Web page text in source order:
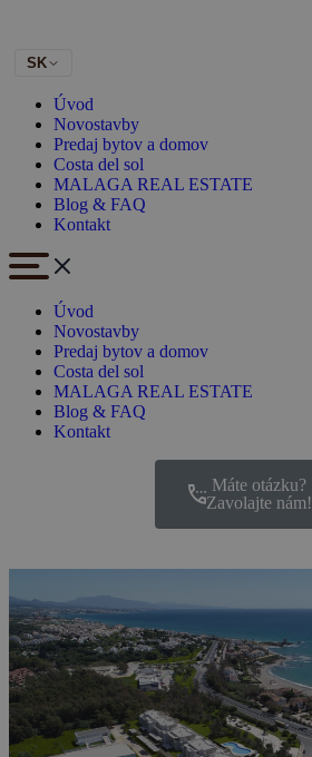
SK
Úvod
Novostavby
Predaj bytov a domov
Costa del sol
MALAGA REAL ESTATE
Blog & FAQ
Kontakt
Úvod
Novostavby
Predaj bytov a domov
Costa del sol
MALAGA REAL ESTATE
Blog & FAQ
Kontakt
Máte otázku?
Zavolajte nám!